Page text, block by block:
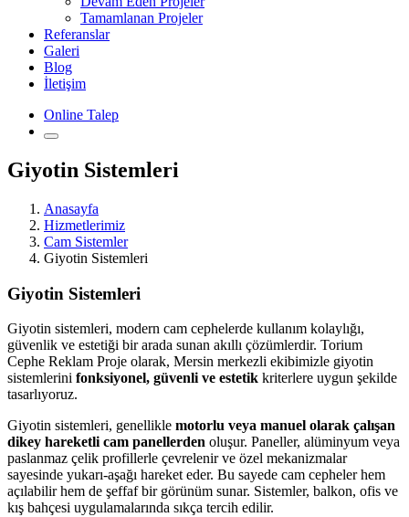
Tamamlanan Projeler
Referanslar
Galeri
Blog
İletişim
Online Talep
Giyotin Sistemleri
Anasayfa
Hizmetlerimiz
Cam Sistemler
Giyotin Sistemleri
Giyotin Sistemleri
Giyotin sistemleri, modern cam cephelerde kullanım kolaylığı,
güvenlik ve estetiği bir arada sunan akıllı çözümlerdir. Torium
Cephe Reklam Proje olarak, Mersin merkezli ekibimizle giyotin
sistemlerini fonksiyonel, güvenli ve estetik kriterlere uygun şekilde
tasarlıyoruz.
Giyotin sistemleri, genellikle motorlu veya manuel olarak çalışan
dikey hareketli cam panellerden oluşur. Paneller, alüminyum veya
paslanmaz çelik profillerle çevrelenir ve özel mekanizmalar
sayesinde yukarı-aşağı hareket eder. Bu sayede cam cepheler hem
açılabilir hem de şeffaf bir görünüm sunar. Sistemler, balkon, ofis ve
kış bahçesi uygulamalarında sıkça tercih edilir.